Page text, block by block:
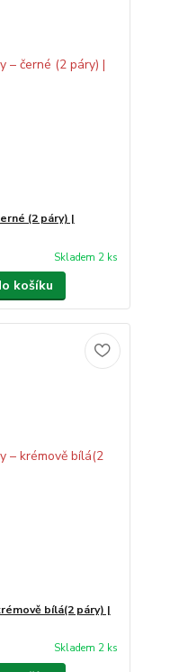
(2 páry) |
Skladem 2 ks
košíku
bílá(2 páry) |
Skladem 2 ks